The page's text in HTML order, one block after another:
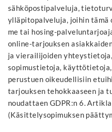
sähköpostipalveluja,
ylläpitopalveluja, joihin tämä
me tai hosing-
online-tarjouksen
ja vierailijoiden
sopimustietoja,
perustuen oikeudellisiin
tarjouksen tehokkaaseen ja
noudattaen GDPR:n 6.
(Käsittelysopimuksen